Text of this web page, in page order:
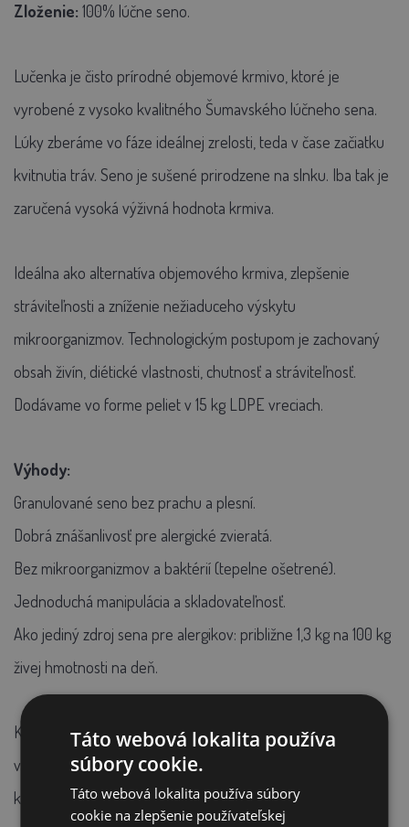
Zloženie: 100% lúčne seno.
Lučenka je čisto prírodné objemové krmivo, ktoré je
vyrobené z vysoko kvalitného Šumavského lúčneho sena.
Lúky zberáme vo fáze ideálnej zrelosti, teda v čase začiatku
kvitnutia tráv. Seno je sušené prirodzene na slnku. Iba tak je
zaručená vysoká výživná hodnota krmiva.
Ideálna ako alternatíva objemového krmiva, zlepšenie
stráviteľnosti a zníženie nežiaduceho výskytu
mikroorganizmov. Technologickým postupom je zachovaný
obsah živín, diétické vlastnosti, chutnosť a stráviteľnosť.
Dodávame vo forme peliet v 15 kg LDPE vreciach.
Výhody:
Granulované seno bez prachu a plesní.
Dobrá znášanlivosť pre alergické zvieratá.
Bez mikroorganizmov a baktérií (tepelne ošetrené).
Jednoduchá manipulácia a skladovateľnosť.
Ako jediný zdroj sena pre alergikov: približne 1,3 kg na 100 kg
živej hmotnosti na deň.
Kŕmenie koní granulovaným senom konzultujte s Vaším
veterinárom – najmä vhodné množstvo, v akých prípadoch
kŕmiť granulovaným senom, ako často a pod.)
Táto webová lokalita používa
súbory cookie.
Táto webová lokalita používa súbory
cookie na zlepšenie používateľskej